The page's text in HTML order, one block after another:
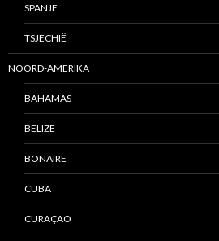
SPANJE
TSJECHIË
NOORD-AMERIKA
BAHAMAS
BELIZE
BONAIRE
CUBA
CURAÇAO